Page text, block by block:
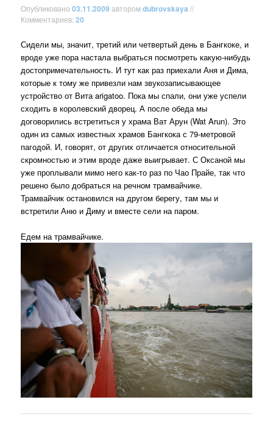
Опубликовано03.11.2009 авторомdubrovskaya //
Комментариев:20
Сидели мы, значит, третий или четвертый день в Бангкоке, и
вроде уже пора настала выбраться посмотреть какую-нибудь
достопримечательность. И тут как раз приехали Аня и Дима,
которые к тому же привезли нам звукозаписывающее
устройство от Вита arigatoo. Пока мы спали, они уже успели
сходить в королевский дворец. А после обеда мы
договорились встретиться у храма Ват Арун (Wat Arun). Это
один из самых известных храмов Бангкока с 79-метровой
пагодой. И, говорят, от других отличается относительной
скромностью и этим вроде даже выигрывает. С Оксаной мы
уже проплывали мимо него как-то раз по Чао Прайе, так что
решено было добраться на речном трамвайчике.
Трамвайчик остановился на другом берегу, там мы и
встретили Аню и Диму и вместе сели на паром.
Едем на трамвайчике.